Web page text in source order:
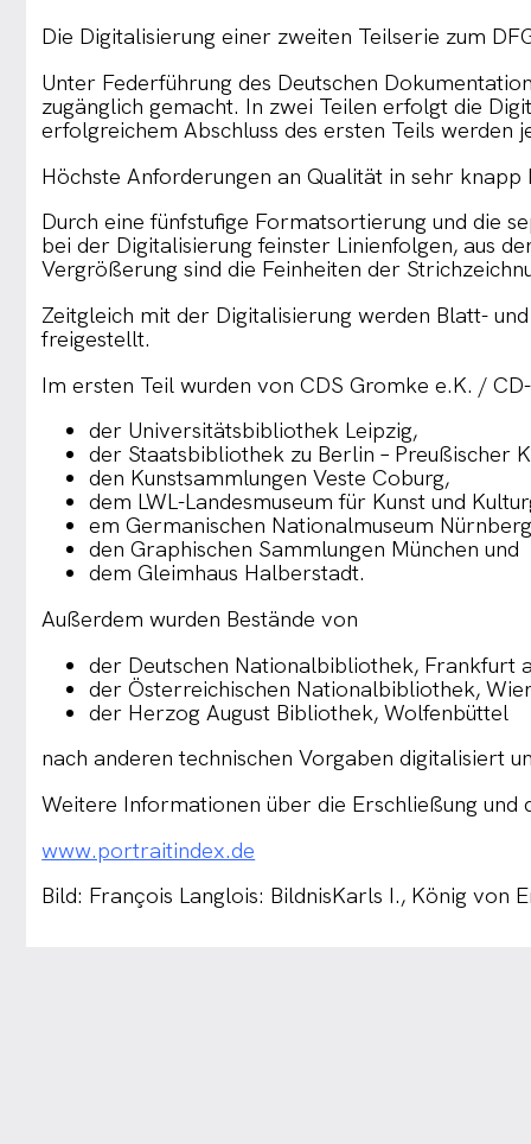
Die Digitalisierung einer zweiten Teilserie zum
Unter Federführung des Deutschen
zugänglich gemacht. In zwei Teilen erfolgt die
erfolgreichem Abschluss des ersten Teils
Höchste Anforderungen an Qualität in sehr
Durch eine fünfstufige Formatsortierung und die
bei der Digitalisierung feinster Linienfolgen, aus
Vergrößerung sind die Feinheiten der
Zeitgleich mit der Digitalisierung werden Blatt-
freigestellt.
Im ersten Teil wurden von CDS Gromke e.K. /
der Universitätsbibliothek Leipzig,
der Staatsbibliothek zu Berlin – Preußischer
den Kunstsammlungen Veste Coburg,
dem LWL-Landesmuseum für Kunst und
em Germanischen Nationalmuseum
den Graphischen Sammlungen München und
dem Gleimhaus Halberstadt.
Außerdem wurden Bestände von
der Deutschen Nationalbibliothek, Frankfurt
der Österreichischen Nationalbibliothek,
der Herzog August Bibliothek, Wolfenbüttel
nach anderen technischen Vorgaben digitalisiert
Weitere Informationen über die Erschließung und
www.portraitindex.de
Bild: François Langlois: BildnisKarls I., König von